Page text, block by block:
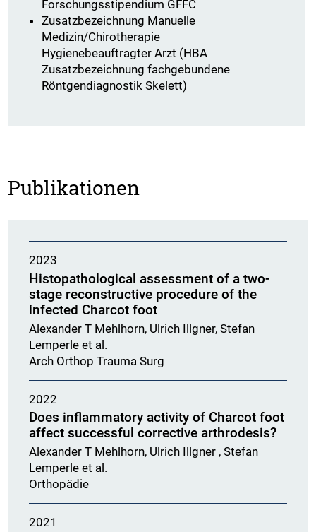
Forschungsstipendium GFFC
Zusatzbezeichnung Manuelle
Medizin/Chirotherapie
Hygienebeauftragter Arzt (HBA
Zusatzbezeichnung fachgebundene
Röntgendiagnostik Skelett)
Publikationen
2023
Histopathological assessment of a two-
stage reconstructive procedure of the
infected Charcot foot
Alexander T Mehlhorn, Ulrich Illgner, Stefan
Lemperle et al.
Arch Orthop Trauma Surg
2022
Does inflammatory activity of Charcot foot
affect successful corrective arthrodesis?
Alexander T Mehlhorn, Ulrich Illgner , Stefan
Lemperle et al.
Orthopädie
2021